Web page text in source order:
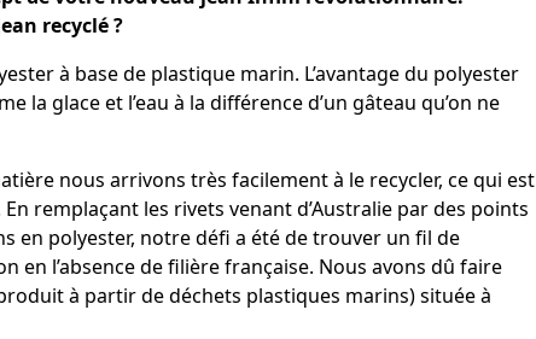
recyclé ?
à base de plastique marin. L’avantage du polyester
la glace et l’eau à la différence d’un gâteau qu’on ne
nous arrivons très facilement à le recycler, ce qui est
remplaçant les rivets venant d’Australie par des points
en polyester, notre défi a été de trouver un fil de
en l’absence de filière française. Nous avons dû faire
à partir de déchets plastiques marins) située à